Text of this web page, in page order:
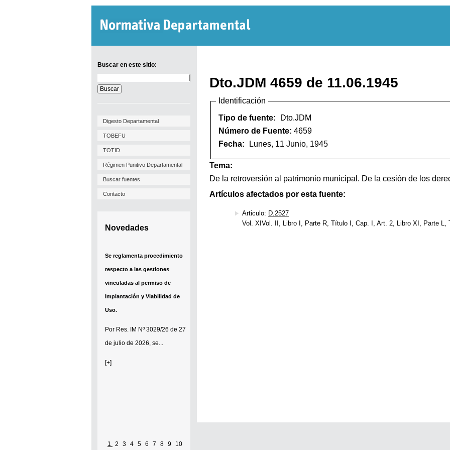
Buscar en este sitio:
en
este
sitio:
Digesto Departamental
TOBEFU
TOTID
Régimen Punitivo Departamental
Buscar fuentes
Contacto
Novedades
Se reglamenta procedimiento
respecto a las gestiones
vinculadas al permiso de
Implantación y Viabilidad de
Uso.
Por Res. IM Nº 3029/26 de 27
de julio de 2026, se...
[+]
1 2 3 4 5 6 7 8 9 10
Dto.JDM 4659 de 11.06.1945
Identificación
Tipo de fuente:
Dto.JDM
Número de Fuente: 4659
Fecha:
Lunes, 11 Junio, 1945
Tema:
De la retroversión al patrimonio municipal. De la cesión de los
Artículos afectados por esta fuente:
Articulo: D.2527
Vol. XIVol. II, Libro I, Parte R, Título I, Cap. I, Art. 2, Libro XI, Parte L,